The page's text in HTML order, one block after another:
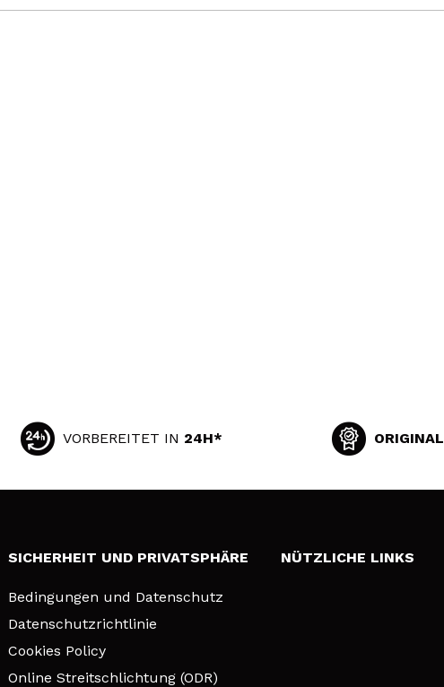
VORBEREITET IN 24H* ORIGINAL
SICHERHEIT UND PRIVATSPHÄRE
Bedingungen und Datenschutz
Datenschutzrichtlinie
Cookies Policy
Online Streitschlichtung (ODR)
NÜTZLICHE LINKS